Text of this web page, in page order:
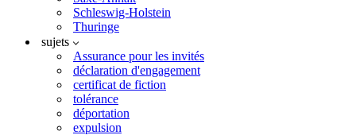
Schleswig-Holstein
Thuringe
sujets
Assurance pour les invités
déclaration d'engagement
certificat de fiction
tolérance
déportation
expulsion